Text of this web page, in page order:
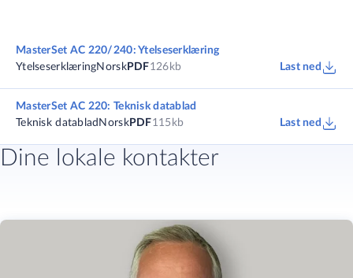
MasterSet AC 220/240: Ytelseserklæring
YtelseserklæringNorskPDF126kb Last ned
MasterSet AC 220: Teknisk datablad
Teknisk datablad NorskPDF115kb Last ned
Dine lokale kontakter